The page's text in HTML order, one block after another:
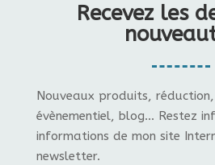
Recevez les
Nouveaux produits,
évènementiel, blog... Restez
informations de mon site
newsletter.